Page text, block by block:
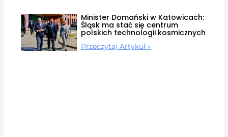
Minister Domański w Katowicach:
Śląsk ma stać się centrum
polskich technologii kosmicznych
Przeczytaj Artykuł »